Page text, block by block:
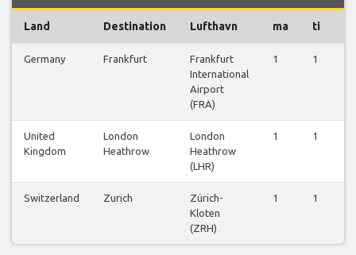
Land Destination Lufthavn ma ti
Germany Frankfurt
Frankfurt
International
Airport
(FRA)
1 1
United
Kingdom
London
Heathrow
London
Heathrow
(LHR)
1 1
Switzerland Zurich
Zürich-
Kloten
(ZRH)
1 1